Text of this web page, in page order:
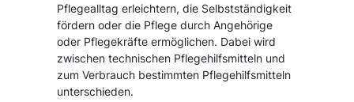
Pflegealltag erleichtern, die Selbstständigkeit
fördern oder die Pflege durch Angehörige
oder Pflegekräfte ermöglichen. Dabei wird
zwischen technischen Pflegehilfsmitteln und
zum Verbrauch bestimmten Pflegehilfsmitteln
unterschieden.